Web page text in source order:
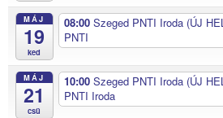
MÁJ
19
ked
08:00 Szeged PNTI Iroda (ÚJ
PNTI
MÁJ
21
csü
10:00 Szeged PNTI Iroda (ÚJ
PNTI Iroda